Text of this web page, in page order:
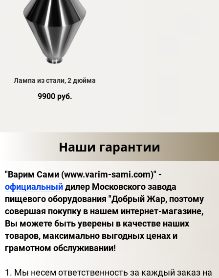
Лампа из стали, 2 дюйма
9900 руб.
Наши гарантии
"Варим Сами (www.varim-sami.com)" -
официальныйдилер Московского завода
пищевого оборудования "Добрый Жар, поэтому
совершая покупку в нашем интернет-магазине,
Вы можете быть уверены в качестве наших
товаров, максимально выгодных ценах и
грамотном обслуживании!
1. Мы несем ответственность за каждый заказ на